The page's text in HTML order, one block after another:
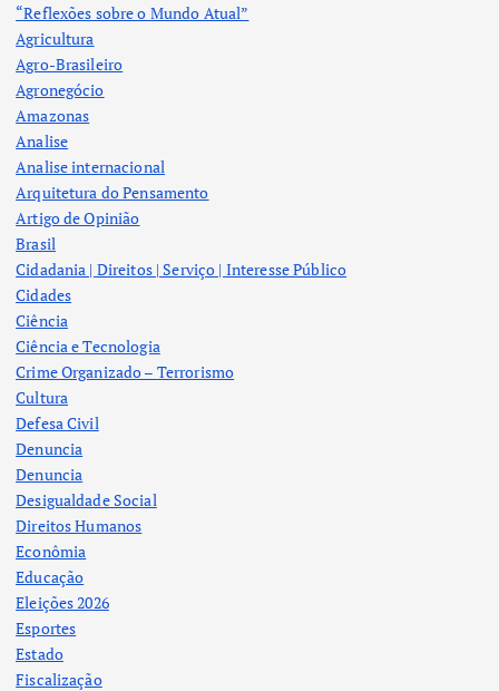
“Reflexões sobre o Mundo Atual”
Agricultura
Agro-Brasileiro
Agronegócio
Amazonas
Analise
Analise internacional
Arquitetura do Pensamento
Artigo de Opinião
Brasil
Cidadania | Direitos | Serviço | Interesse Público
Cidades
Ciência
Ciência e Tecnologia
Crime Organizado – Terrorismo
Cultura
Defesa Civil
Denuncia
Denuncia
Desigualdade Social
Direitos Humanos
Econômia
Educação
Eleições 2026
Esportes
Estado
Fiscalização